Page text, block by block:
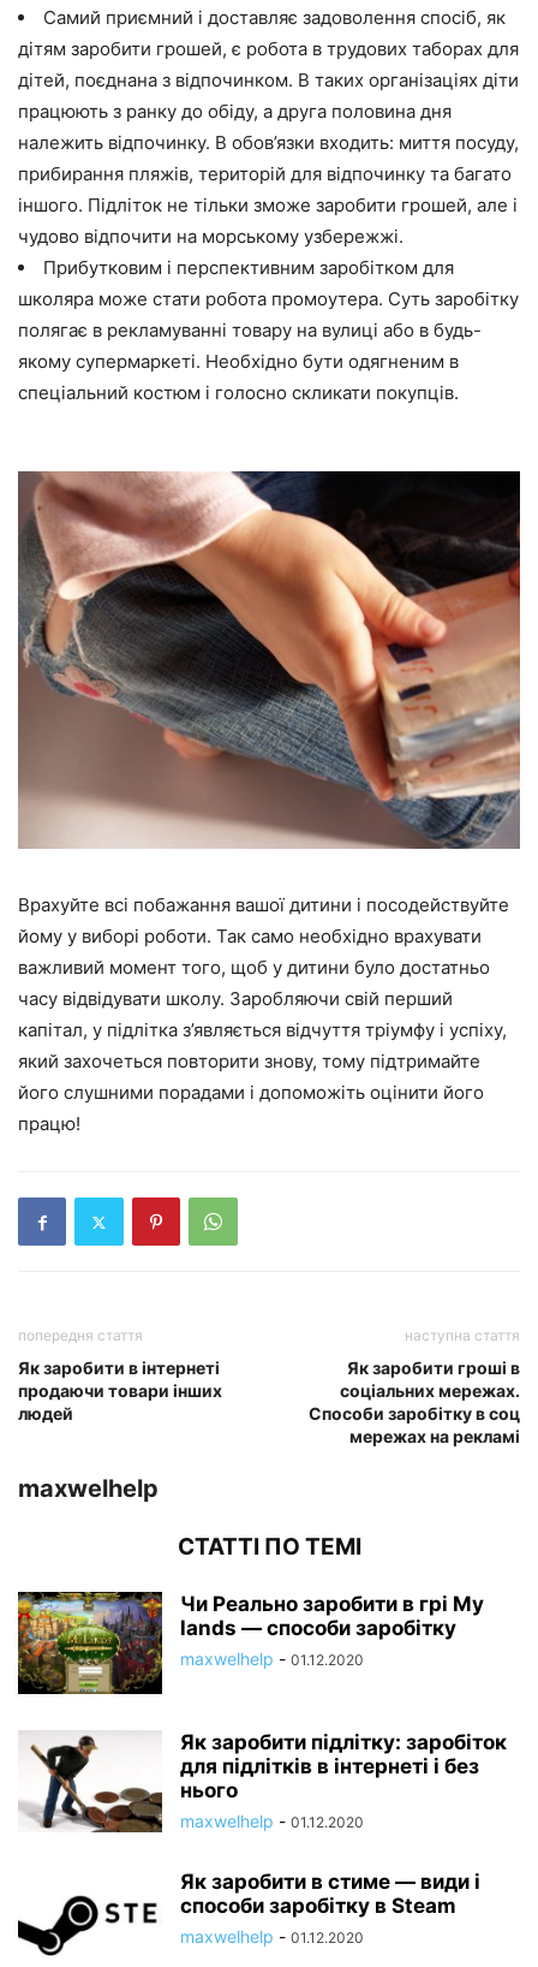
Самий приємний і доставляє задоволення спосіб, як
дітям заробити грошей, є робота в трудових таборах для
дітей, поєднана з відпочинком. В таких організаціях діти
працюють з ранку до обіду, а друга половина дня
належить відпочинку. В обов’язки входить: миття посуду,
прибирання пляжів, територій для відпочинку та багато
іншого. Підліток не тільки зможе заробити грошей, але і
чудово відпочити на морському узбережжі.
Прибутковим і перспективним заробітком для
школяра може стати робота промоутера. Суть заробітку
полягає в рекламуванні товару на вулиці або в будь-
якому супермаркеті. Необхідно бути одягненим в
спеціальний костюм і голосно скликати покупців.
Врахуйте всі побажання вашої дитини і посодействуйте
йому у виборі роботи. Так само необхідно врахувати
важливий момент того, щоб у дитини було достатньо
часу відвідувати школу. Заробляючи свій перший
капітал, у підлітка з’являється відчуття тріумфу і успіху,
який захочеться повторити знову, тому підтримайте
його слушними порадами і допоможіть оцінити його
працю!
попередня стаття
Як заробити в інтернеті
продаючи товари інших
людей
наступна стаття
Як заробити гроші в
соціальних мережах.
Способи заробітку в соц
мережах на рекламі
maxwelhelp
СТАТТІ ПО ТЕМІ
Чи Реально заробити в грі My
lands — способи заробітку
maxwelhelp - 01.12.2020
Як заробити підлітку: заробіток
для підлітків в інтернеті і без
нього
maxwelhelp - 01.12.2020
Як заробити в стиме — види і
способи заробітку в Steam
maxwelhelp - 01.12.2020